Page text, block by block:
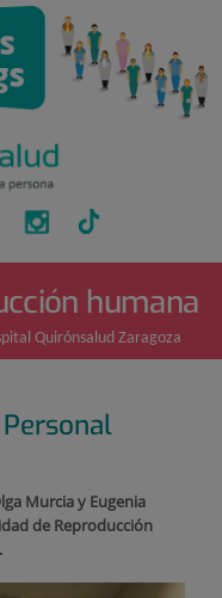
humana
Quirónsalud Zaragoza
Murcia y Eugenia
de Reproducción